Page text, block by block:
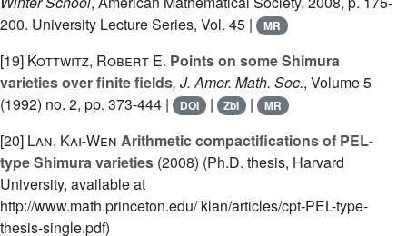
200. University Lecture Series, Vol. 45 |
MR
[19] Kottwitz, Robert E. Points on some Shimura
varieties over finite fields, J. Amer. Math. Soc., Volume 5
(1992) no. 2, pp. 373-444 |
DOI | Zbl | MR
[20] Lan, Kai-Wen Arithmetic compactifications of PEL-
type Shimura varieties (2008) (Ph.D. thesis, Harvard
University, available at
http://www.math.princeton.edu/ klan/articles/cpt-PEL-type-
thesis-single.pdf)